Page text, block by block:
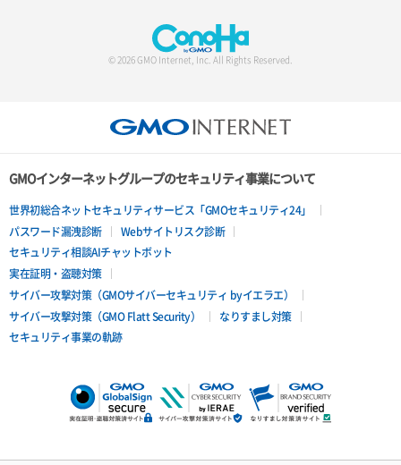
© 2026 GMO Internet, Inc. All Rights Reserved.
GMOインターネットグループのセキュリティ事業について
世界初総合ネットセキュリティサービス「GMOセキュリティ24」
パスワード漏洩診断
Webサイトリスク診断
セキュリティ相談AIチャットボット
実在証明・盗聴対策
サイバー攻撃対策（GMOサイバーセキュリティ byイエラエ）
サイバー攻撃対策（GMO Flatt Security）
なりすまし対策
セキュリティ事業の軌跡